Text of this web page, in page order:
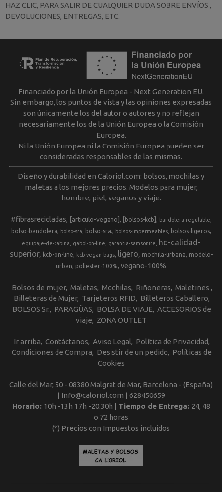
HAZ CLIC, PARA SALIR DE CUALQUIER DUDA SOBRE ENVÍOS ,
DEVOLUCIONES, ENTREGAS, ETC.
Financiado por la Unión Europea - Next Generation EU.
Sin embargo, los puntos de vista y las opiniones expresadas
son únicamente los del autor o autores y no reflejan
necesariamente los de la Unión Europea o la Comisión
Europea.
Ni la Unión Europea ni la Comisión Europea pueden ser
consideradas responsables de las mismas.
Diseño y durabilidad en Caloriol.com: bolsos, mochilas y
maletas a los mejores precios. Modelos para mujer,
hombre, piel, veganos y viaje.
#fibrasrecicladas [articulo-vegano] [bolsos-kcb] bandolera-regulable
bolso-bandolera bolso-sra bolso-sra. bolsos-impermeables bolsos-ligeros
equipaje-de-cabina gabol-on-line garantia-samsonite
hq-calidad-
superior
kcb-on-line kcb-vegan-bags ligero mochila-urbana
modelo-
urban
poliester-100% vegano-100%
Bolsos de mujer Maletas Mochilas Riñoneras Maletines
Billeteras de Mujer Tarjeteros RFID
Billeteros Caballero
BOLSOS Sr.
PARAGÜAS BOLSA DE VIAJE ACCESORIOS de
viaje
ZONA OUTLET
Ir arriba Contáctanos Aviso Legal
Política de Privacidad
Condiciones de Compra
Desistir de un pedido
Políticas de
Cookies
Calle del Mar, 50 - 08380 Malgrat de Mar, Barcelona - (España)
| Info@caloriol.com | 628450659
Horario: 10h -13h 17h -20.30h | Tiempo de Entrega: 24, 48
o 72 horas
(*) Precios con Impuestos incluidos